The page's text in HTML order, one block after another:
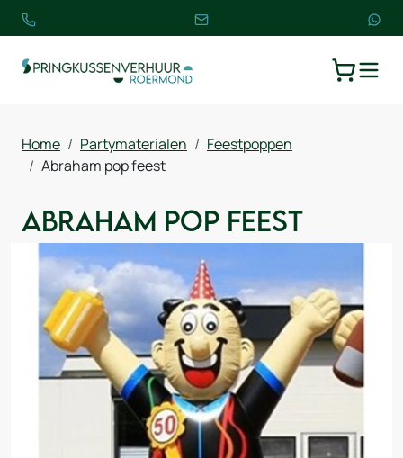
Home Partymaterialen
Feestpoppen
Abraham pop feest
Abraham pop feest